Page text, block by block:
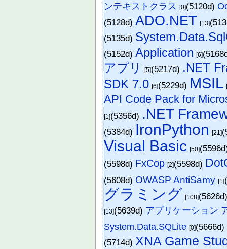
ンテキストクラス [0](5120d)
(5128d)ADO.NET [13]
(5135d)
(5152d)Application [6]
アプリ [5](5217d) .NET
SDK 7.0 [6](5229d) MSIL
API Code Pack for
[1](5356d) .NET
(5384d) IronPython [21]
Visual Basic [50]
(5598d) FxCop [2](5598d)
(5608d) OWASP AntiSamy [1]
グラミング [108]
[13](5639d) アプリケーション
System.Data.SQLite [0](5666d)
(5714d) XNA Game